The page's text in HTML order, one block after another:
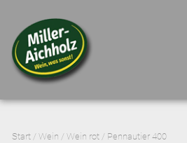
Start / Wein / Wein rot / Pennautier 400